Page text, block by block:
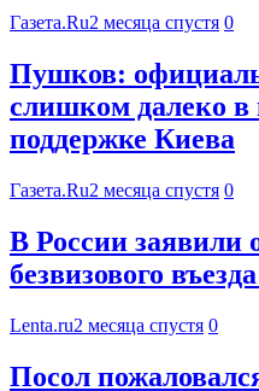
Газета.Ru2 месяца спустя 0
Пушков:
слишком далеко
поддержке Киева
Газета.Ru2 месяца спустя 0
В России заявили
безвизового
Lenta.ru2 месяца спустя 0
Посол